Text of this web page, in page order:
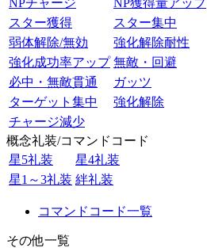
NPチャージ
NP獲得量アップ
スター獲得
スター集中
弱体解除/無効
強化解除耐性
強化成功率アップ 無敵・回避
必中・無敵貫通
ガッツ
ターゲット集中
強化解除
チャージ減少
概念礼装/コマンドコード
星5礼装
星4礼装
星1～3礼装 絆礼装
コマンドコード一覧
その他一覧